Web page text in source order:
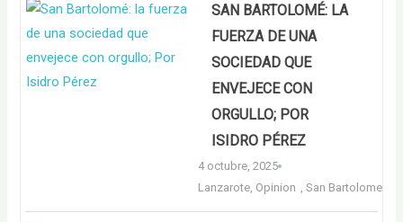
SAN BARTOLOMÉ: LA
FUERZA DE UNA
SOCIEDAD QUE
ENVEJECE CON
ORGULLO; POR
ISIDRO PÉREZ
4 octubre, 2025
Lanzarote Opinion ,San Bartolome